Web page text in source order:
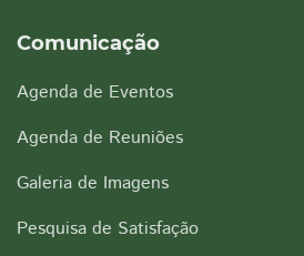
Comunicação
Agenda de Eventos
Agenda de Reuniões
Galeria de Imagens
Pesquisa de Satisfação